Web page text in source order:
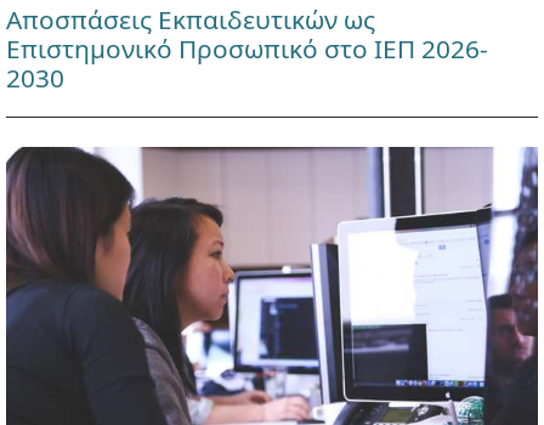
Αποσπάσεις Εκπαιδευτικών ως
Επιστημονικό Προσωπικό στο ΙΕΠ 2026-
2030